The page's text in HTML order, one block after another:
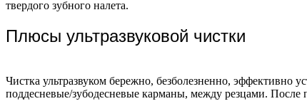
твердого зубного налета.
Плюсы ультразвуковой чистки
Чистка ультразвуком бережно, безболезненно, эффективно
поддесневые/зубодесневые карманы, между резцами. После